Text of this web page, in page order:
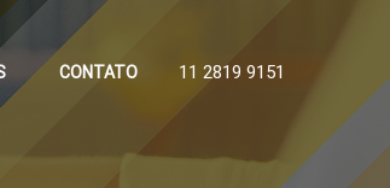
CONTATO 11 2819 9151